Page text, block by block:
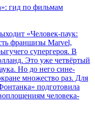
гид по фильмам
«Человек-паук:
франшизы Marvel,
супергероя. В
Это уже четвёртый
Но до него сине-
множество раз. Для
подготовила
человека-